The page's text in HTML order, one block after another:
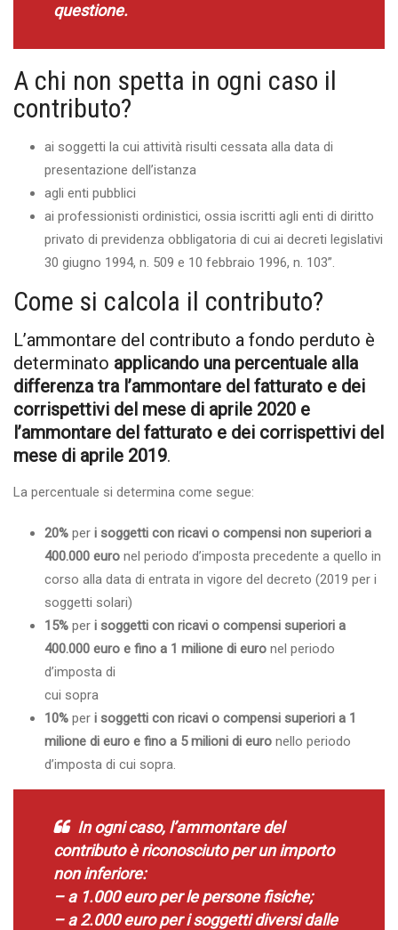
questione.
A chi non spetta in ogni caso il
contributo?
ai soggetti la cui attività risulti cessata alla data di
presentazione dell’istanza
agli enti pubblici
ai professionisti ordinistici, ossia iscritti agli enti di diritto
privato di previdenza obbligatoria di cui ai decreti legislativi
30 giugno 1994, n. 509 e 10 febbraio 1996, n. 103”.
Come si calcola il contributo?
L’ammontare del contributo a fondo perduto è
determinato applicando una percentuale alla
differenza tra l’ammontare del fatturato e dei
corrispettivi del mese di aprile 2020 e
l’ammontare del fatturato e dei corrispettivi del
mese di aprile 2019.
La percentuale si determina come segue:
20% per i soggetti con ricavi o compensi non superiori a
400.000 euro nel periodo d’imposta precedente a quello in
corso alla data di entrata in vigore del decreto (2019 per i
soggetti solari)
15% per i soggetti con ricavi o compensi superiori a
400.000 euro e fino a 1 milione di euro nel periodo
d’imposta di
cui sopra
10% per i soggetti con ricavi o compensi superiori a 1
milione di euro e fino a 5 milioni di euro nello periodo
d’imposta di cui sopra.
In ogni caso, l’ammontare del
contributoè riconosciuto per un importo
non inferiore:
– a 1.000 europer le persone fisiche;
– a2.000 europer i soggetti diversi dalle